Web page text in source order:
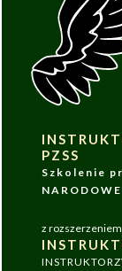
PZSS
Szkolenie
z